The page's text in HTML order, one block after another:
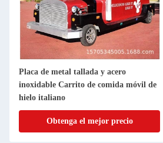
Placa de metal tallada y acero
inoxidable Carrito de comida móvil de
hielo italiano
Obtenga el mejor precio